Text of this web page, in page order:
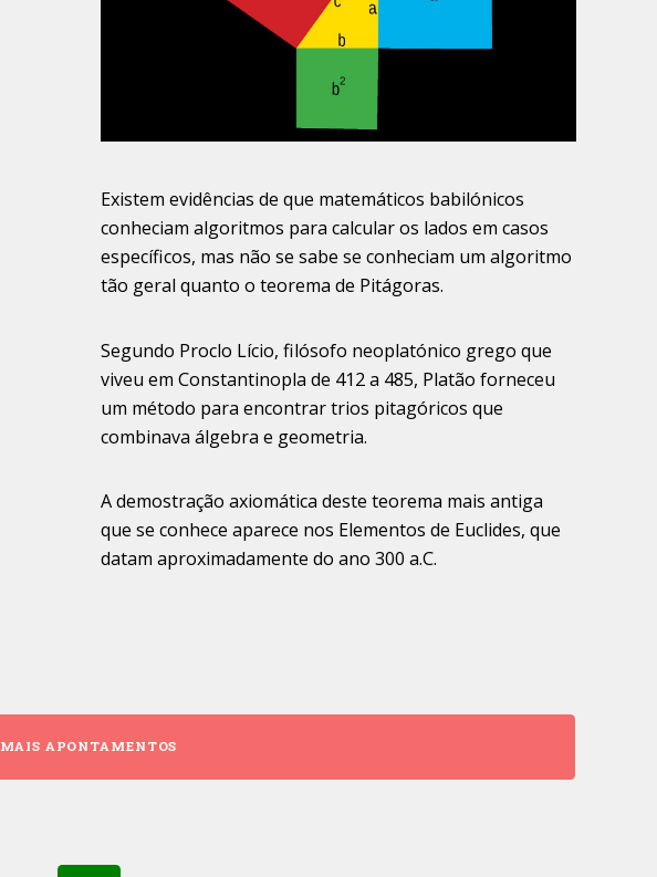
Existem evidências de que matemáticos babilónicos
conheciam algoritmos para calcular os lados em casos
específicos, mas não se sabe se conheciam um algoritmo
tão geral quanto o teorema de Pitágoras.
Segundo Proclo Lício, filósofo neoplatónico grego que
viveu em Constantinopla de 412 a 485, Platão forneceu
um método para encontrar trios pitagóricos que
combinava álgebra e geometria.
A demostração axiomática deste teorema mais antiga
que se conhece aparece nos Elementos de Euclides, que
datam aproximadamente do ano 300 a.C.
MAIS APONTAMENTOS